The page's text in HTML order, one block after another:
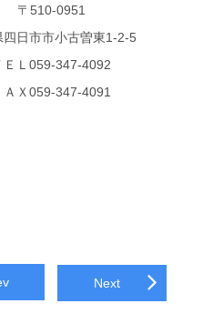
〒510-0951
四日市市小古曽東1-2-5
ＥＬ059-347-4092
ＡＸ059-347-4091
Next